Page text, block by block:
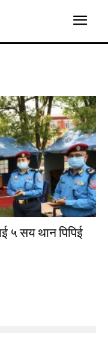
५ सय थान पिपिई